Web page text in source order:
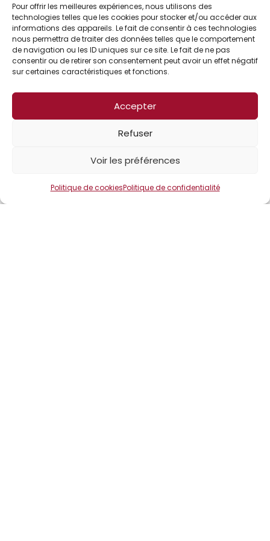
Pour offrir les meilleures expériences, nous utilisons des
technologies telles que les cookies pour stocker et/ou accéder aux
informations des appareils. Le fait de consentir à ces technologies
nous permettra de traiter des données telles que le comportement
de navigation ou les ID uniques sur ce site. Le fait de ne pas
consentir ou de retirer son consentement peut avoir un effet négatif
sur certaines caractéristiques et fonctions.
Accepter
Refuser
Voir les préférences
Politique de cookiesPolitique de confidentialité